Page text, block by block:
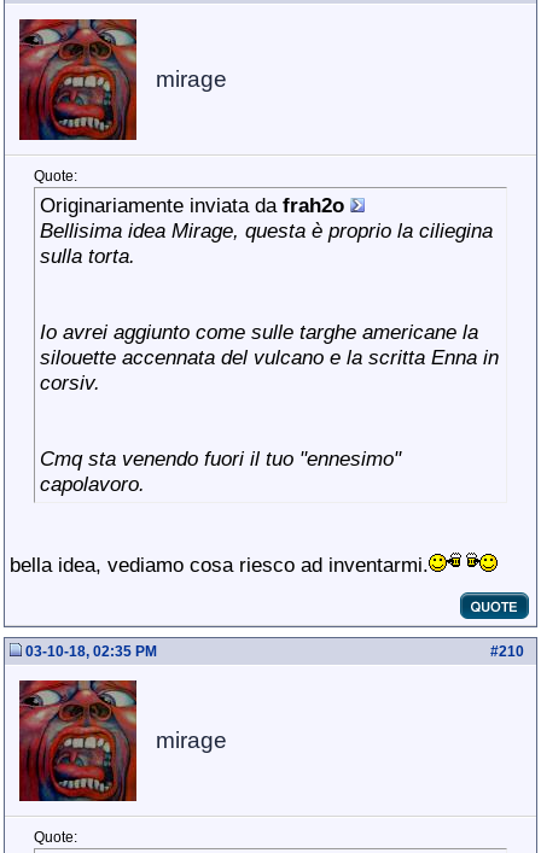
mirage
Quote:
Originariamente inviata da frah2o
Bellisima idea Mirage, questa è proprio la ciliegina
sulla torta.
Io avrei aggiunto come sulle targhe americane la
silouette accennata del vulcano e la scritta Enna in
corsiv.
Cmq sta venendo fuori il tuo "ennesimo"
capolavoro.
bella idea, vediamo cosa riesco ad inventarmi.
#210
03-10-18, 02:35 PM
mirage
Quote: